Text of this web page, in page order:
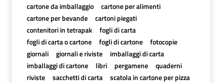
cartone da imballaggio
cartone per alimenti
cartone per bevande
cartoni piegati
contenitori in tetrapak
fogli di carta
fogli di carta o cartone
fogli di cartone
fotocopie
giornali
giornali e riviste
imballaggi di carta
imballaggi di cartone
libri pergamene
quaderni
riviste
sacchetti di carta
scatola in cartone per pizza